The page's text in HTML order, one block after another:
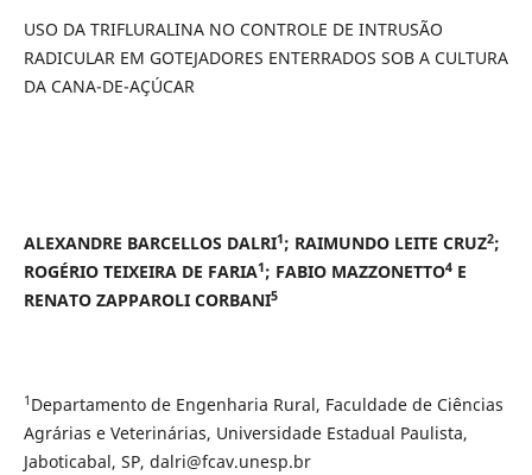
USO DA TRIFLURALINA NO CONTROLE DE INTRUSÃO
RADICULAR EM GOTEJADORES ENTERRADOS SOB A CULTURA
DA CANA-DE-AÇÚCAR
ALEXANDRE BARCELLOS DALRI1; RAIMUNDO LEITE CRUZ2;
ROGÉRIO TEIXEIRA DE FARIA1; FABIO MAZZONETTO4E
RENATO ZAPPAROLI CORBANI5
1 Departamento de Engenharia Rural, Faculdade de Ciências
Agrárias e Veterinárias, Universidade Estadual Paulista,
Jaboticabal, SP, dalri@fcav.unesp.br